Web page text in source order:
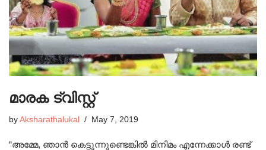
മാരക ട്വിസ്റ്റ്
by Aksharathalukal May 7, 2019
“അമ്മേ, ഞാൻ കെട്ടുന്നുണ്ടെങ്കിൽ മിനിമം എന്നേക്കാൾ രണ്ട്